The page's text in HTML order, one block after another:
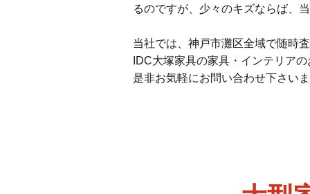
るのですが、少々のキズならば、
当社では、神戸市灘区全域で随時
IDC大塚家具の家具・インテリア
是非お気軽にお問い合わせ下さい